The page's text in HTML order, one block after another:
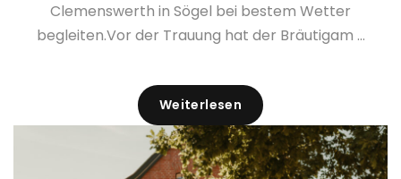
Clemenswerth in Sögel bei bestem Wetter
begleiten.Vor der Trauung hat der Bräutigam ...
Weiterlesen